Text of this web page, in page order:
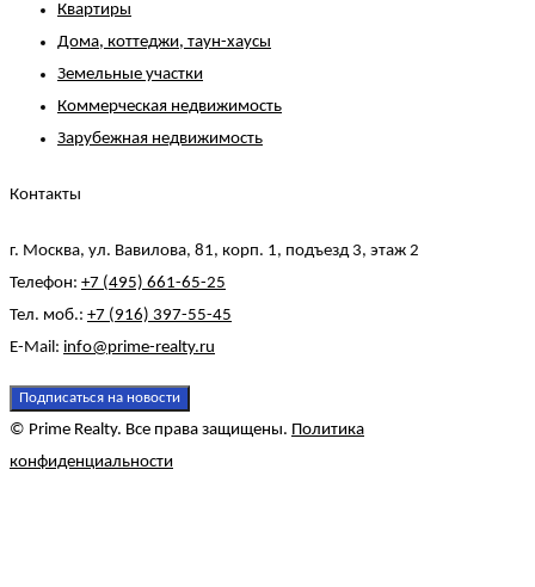
Квартиры
Дома, коттеджи, таун-хаусы
Земельные участки
Коммерческая недвижимость
Зарубежная недвижимость
Контакты
г. Москва, ул. Вавилова, 81, корп. 1, подъезд 3, этаж 2
Телефон: +7 (495) 661-65-25
Тел. моб.: +7 (916) 397-55-45
E-Mail: info@prime-realty.ru
Подписаться на новости
© Prime Realty. Все права защищены. Политика
конфиденциальности